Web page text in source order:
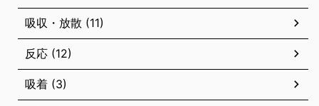
吸収・放散 (11)
反応 (12)
吸着 (3)